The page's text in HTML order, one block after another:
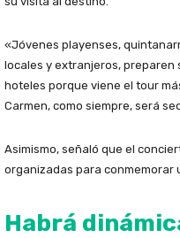
«Jóvenes playenses,
locales y extranjeros, preparen
hoteles porque viene el tour
Carmen, como siempre, será
Asimismo, señaló que el
organizadas para conmemorar
Habrá